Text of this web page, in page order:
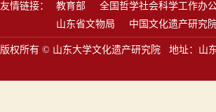
友情链接： 教育部
全国哲学社会科学工作办
山东省文物局
中国文化遗产研究
版权所有 © 山东大学文化遗产研究院 地址：山